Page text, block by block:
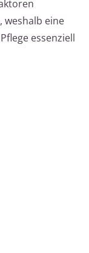
weshalb eine
essenziell